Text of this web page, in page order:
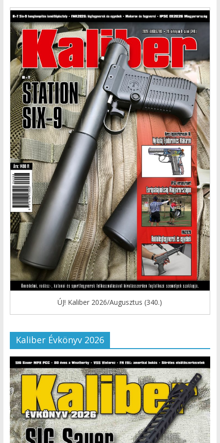
ÚJ! Kaliber 2026/Augusztus (340.)
Kaliber Évkönyv 2026